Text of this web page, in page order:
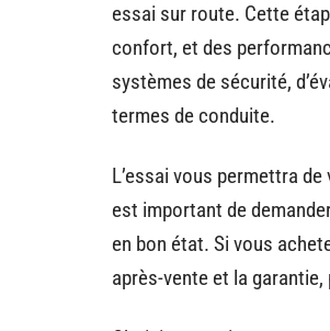
essai sur route. Cette
confort, et des
systèmes de sécurité,
termes de conduite.
L’essai vous permettra
est important de
en bon état. Si vous
après-vente et la